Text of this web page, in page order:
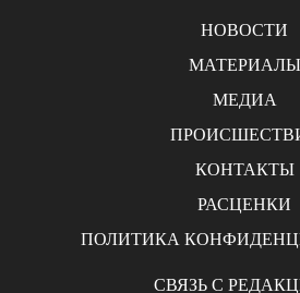
НОВОСТИ
МАТЕРИАЛЫ
МЕДИА
КОНТАКТЫ
РАСЦЕНКИ
ПОЛИТИКА
СВЯЗЬ С